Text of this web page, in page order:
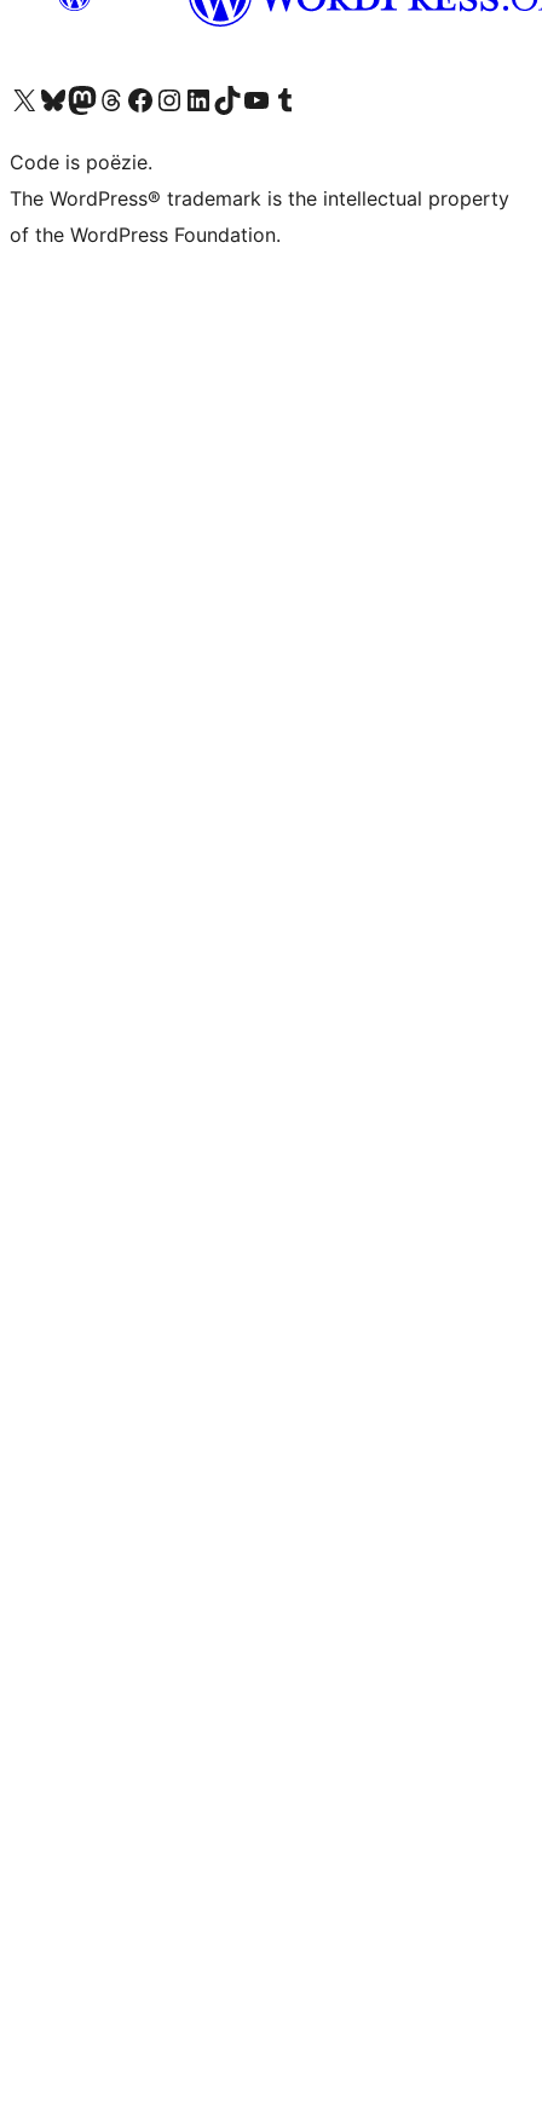
Bezoek ons X (voorheen Twitter) account
Bezoek ons Bluesky account
Bezoek ons Mastodon account
Bezoek ons Threads account
Onze Facebook pagina bezoeken
Bezoek ons Instagram account
Bezoek ons LinkedIn account
Bezoek ons TikTok account
Bezoek ons YouTube kanaalBezoek ons Tumblr account
Code is poëzie.
The WordPress® trademark is the intellectual property
of the WordPress Foundation.